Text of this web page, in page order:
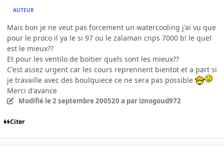
AUTEUR
Mais bon je ne veut pas forcement un watercooling j'ai vu que
pour le proco il ya le si 97 ou le zalaman cnps 7000 b! le quel
est le mieux??
Et pour les ventilo de boitier quels sont les mieux??
C'est assez urgent car les cours reprennent bientot et a part si
je travaille avec des boulquiece ce ne sera pas possible
Merci d'avance
Modifié le 2 septembre 200520 a par iznogoud972
Citer